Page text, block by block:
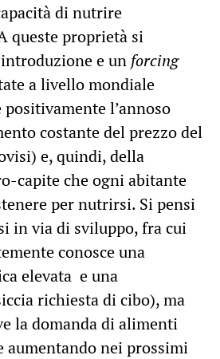
di nutrire
queste proprietà si
e un forcing
a livello mondiale
l’annoso
costante del prezzo del
e, quindi, della
capite che ogni abitante
per nutrirsi. Si pensi
in via di sviluppo, fra cui
conosce una
elevata e una
richiesta di cibo), ma
la domanda di alimenti
aumentando nei prossimi